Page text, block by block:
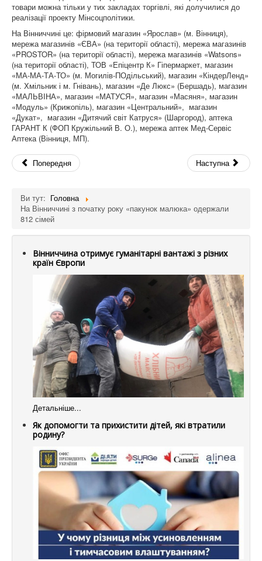
товари можна тільки у тих закладах торгівлі, які долучилися до
реалізації проекту Мінсоцполітики.
На Вінниччині це: фірмовий магазин «Ярослав» (м. Вінниця),
мережа магазинів «ЄВА» (на території області), мережа магазинів
«PROSTOR» (на території області), мережа магазинів «Watsons»
(на території області), ТОВ «Епіцентр К» Гіпермаркет, магазин
«МА-МА-ТА-ТО» (м. Могилів-ПОдільський), магазин «КіндерЛенд»
(м. Хмільник і м. Гнівань), магазин «Де Люкс» (Бершадь), магазин
«МАЛЬВІНА», магазин «МАТУСЯ», магазин «Масяня», магазин
«Модуль» (Крижопіль), магазин «Центральний», магазин
«Дукат», магазин «Дитячий світ Катруся» (Шаргород), аптека
ГАРАНТ К (ФОП Кружільний В. О.), мережа аптек Мед-Сервіс
Аптека (Вінниця, МП).
Попередня Наступна
Ви тут: Головна
На Вінниччині з початку року «пакунок малюка» одержали
812 сімей
Вінниччина отримує гуманітарні вантажі з різних
країн Європи
Детальніше...
Як допомогти та прихистити дітей, які втратили
родину?